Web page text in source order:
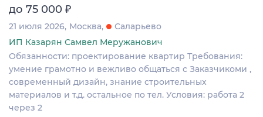
до 75 000 ₽
21 июля 2026 Москва
Саларьево
ИП Казарян Самвел Меружанович
Обязанности: проектирование квартир Требования:
умение грамотно и вежливо общаться с Заказчикоми ,
современный дизайн, знание строительных
материалов и т.д. остальное по тел. Условия: работа 2
через 2